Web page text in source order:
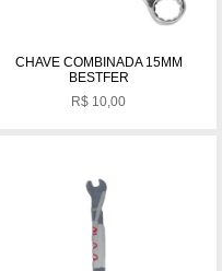
CHAVE COMBINADA 15MM
BESTFER
R$ 10,00